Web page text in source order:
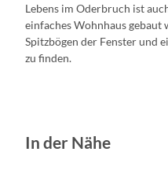
Lebens im Oderbruch ist
einfaches Wohnhaus gebaut
Spitzbögen der Fenster und
zu finden.
In der Nähe